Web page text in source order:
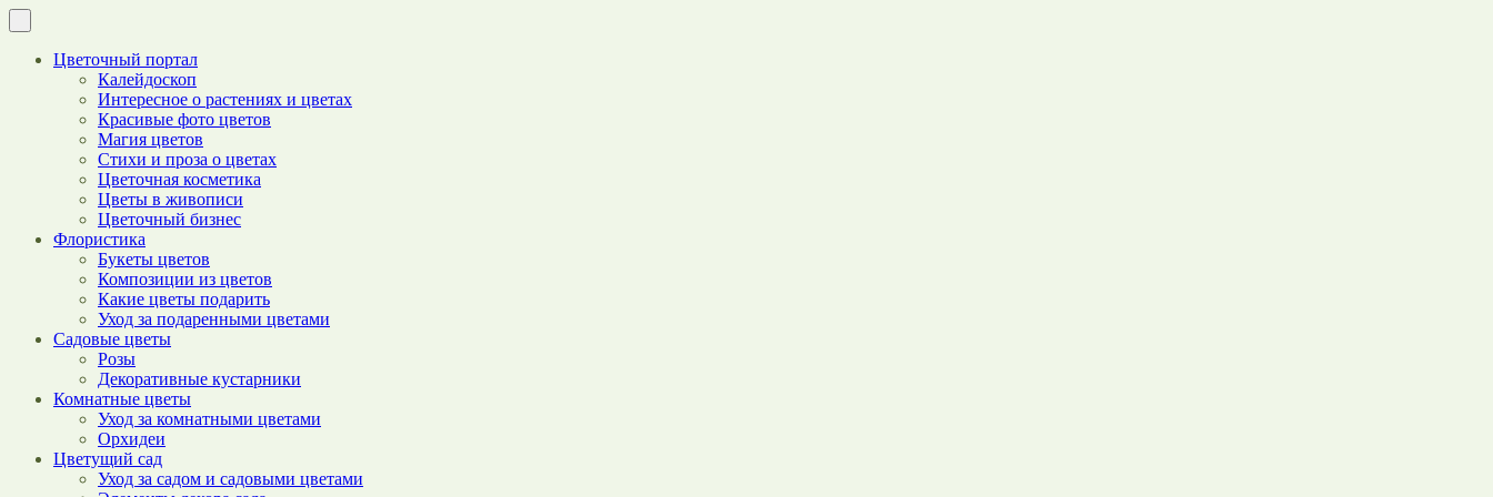
Цветочный портал
Калейдоскоп
Интересное о растениях и цветах
Красивые фото цветов
Магия цветов
Стихи и проза о цветах
Цветочная косметика
Цветы в живописи
Цветочный бизнес
Флористика
Букеты цветов
Композиции из цветов
Какие цветы подарить
Уход за подаренными цветами
Садовые цветы
Розы
Декоративные кустарники
Комнатные цветы
Уход за комнатными цветами
Орхидеи
Цветущий сад
Уход за садом и садовыми цветами